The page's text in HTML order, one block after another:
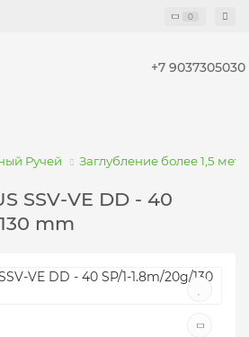
0
+7 9037305030
Ручей Заглубление более 1,5
SSV-VE DD - 40
mm